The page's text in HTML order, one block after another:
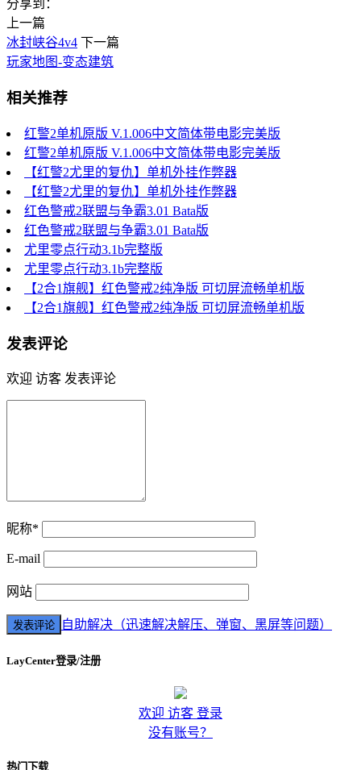
分享到：
上一篇
冰封峡谷4v4 下一篇
玩家地图-变态建筑
相关推荐
红警2单机原版 V.1.006中文简体带电影完美版
红警2单机原版 V.1.006中文简体带电影完美版
【红警2尤里的复仇】单机外挂作弊器
【红警2尤里的复仇】单机外挂作弊器
红色警戒2联盟与争霸3.01 Bata版
红色警戒2联盟与争霸3.01 Bata版
尤里零点行动3.1b完整版
尤里零点行动3.1b完整版
【2合1旗舰】红色警戒2纯净版 可切屏流畅单机版
【2合1旗舰】红色警戒2纯净版 可切屏流畅单机版
发表评论
欢迎 访客 发表评论
昵称*
E-mail
网站
自助解决（迅速解决解压、弹窗、黑屏等问题）
LayCenter登录/注册
欢迎 访客 登录
没有账号？
热门下载